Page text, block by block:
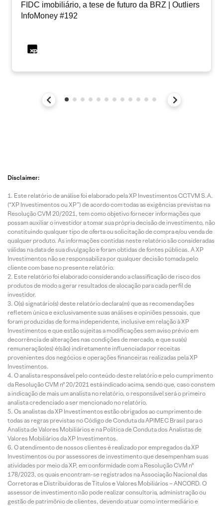
FIDC imobiliário, a tese de futuro da BRZ | Outliers
InfoMoney #192
Disclaimer:
Este relatório de análise foi elaborado pela XP Investimentos CCTVM S.A.
(“XP Investimentos ou XP”) de acordo com todas as exigências previstas na
Resolução CVM 20/2021, tem como objetivo fornecer informações que
possam auxiliar o investidor a tomar sua própria decisão de investimento, não
constituindo qualquer tipo de oferta ou solicitação de compra e/ou venda de
qualquer produto. As informações contidas neste relatório são consideradas
válidas na data de sua divulgação e foram obtidas de fontes públicas. A XP
Investimentos não se responsabiliza por qualquer decisão tomada pelo
cliente com base no presente relatório.
Este relatório foi elaborado considerando a classificação de risco dos
produtos de modo a gerar resultados de alocação para cada perfil de
investidor.
O(s) signatário(s) deste relatório declara(m) que as recomendações
refletem única e exclusivamente suas análises e opiniões pessoais, que
foram produzidas de forma independente, inclusive em relação à XP
Investimentos e que estão sujeitas a modificações sem aviso prévio em
decorrência de alterações nas condições de mercado, e que sua(s)
remuneração(es) é(são) indiretamente influenciada por receitas
provenientes dos negócios e operações financeiras realizadas pela XP
Investimentos.
O analista responsável pelo conteúdo deste relatório e pelo cumprimento
da Resolução CVM nº 20/2021 está indicado acima, sendo que, caso constem
a indicação de mais um analista no relatório, o responsável será o primeiro
analista credenciado a ser mencionado no relatório.
Os analistas da XP Investimentos estão obrigados ao cumprimento de
todas as regras previstas no Código de Conduta da APIMEC Brasil para o
Analista de Valores Mobiliários e na Política de Conduta dos Analistas de
Valores Mobiliários da XP Investimentos.
O atendimento de nossos clientes é realizado por empregados da XP
Investimentos ou por assessores de investimento que desempenham suas
atividades por meio da XP, em conformidade com a Resolução CVM nº
178/2023, os quais encontram-se registrados na Associação Nacional das
Corretoras e Distribuidoras de Títulos e Valores Mobiliários – ANCORD. O
assessor de investimento não pode realizar consultoria, administração ou
gestão de patrimônio de clientes, devendo atuar como intermediário e